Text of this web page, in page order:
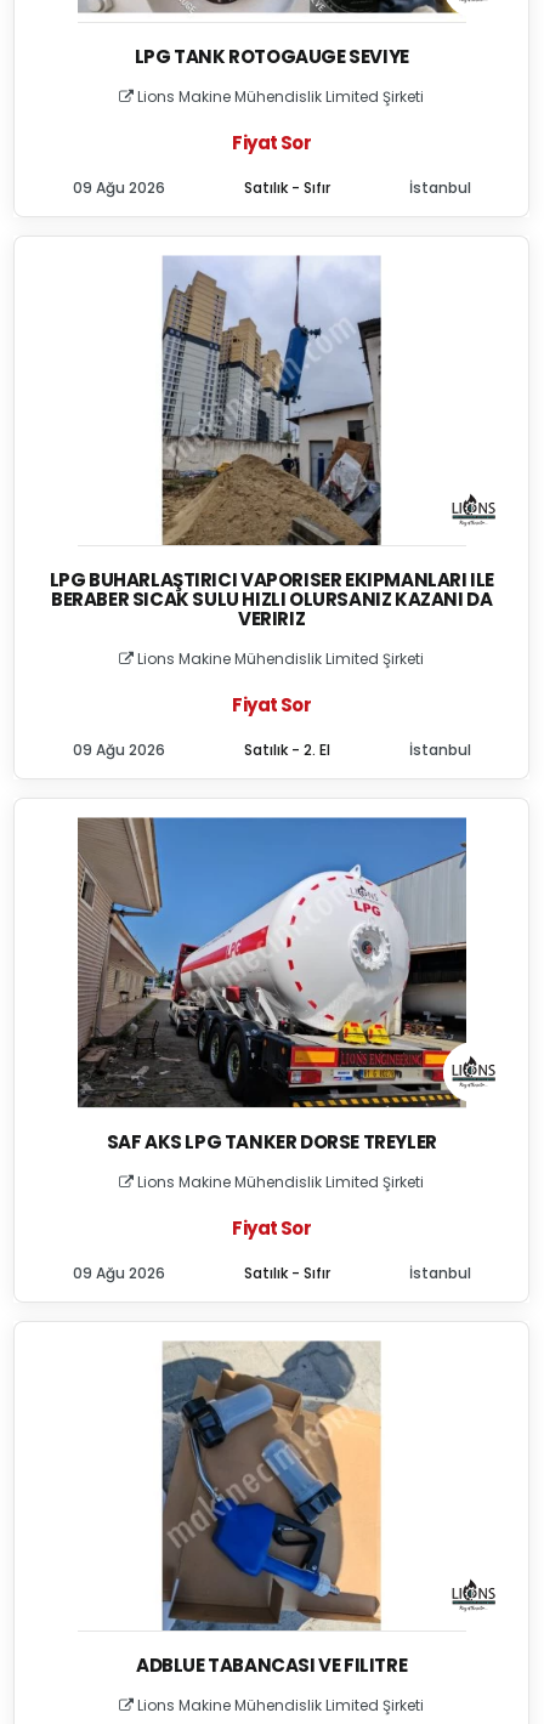
LPG TANK ROTOGAUGE SEVIYE
Lions Makine Mühendislik Limited Şirketi
Fiyat Sor
Satılık - Sıfır
09 Ağu 2026 İstanbul
LPG BUHARLAŞTIRICI VAPORISER EKIPMANLARI ILE
BERABER SICAK SULU HIZLI OLURSANIZ KAZANI DA
VERIRIZ
Lions Makine Mühendislik Limited Şirketi
Fiyat Sor
Satılık - 2. El
09 Ağu 2026 İstanbul
SAF AKS LPG TANKER DORSE TREYLER
Lions Makine Mühendislik Limited Şirketi
Fiyat Sor
Satılık - Sıfır
09 Ağu 2026 İstanbul
ADBLUE TABANCASI VE FILITRE
Lions Makine Mühendislik Limited Şirketi